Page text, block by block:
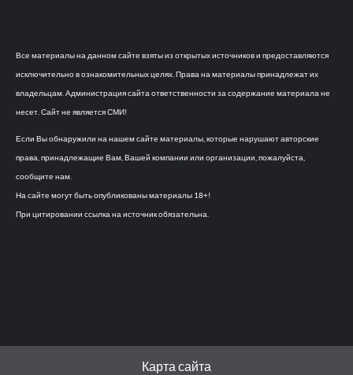
Все материалы на данном сайте взяты из открытых источников и предоставляются
исключительно в ознакомительных целях. Права на материалы принадлежат их
владельцам. Администрация сайта ответственности за содержание материала не
несет. Сайт не является СМИ!
Если Вы обнаружили на нашем сайте материалы, которые нарушают авторские
права, принадлежащие Вам, Вашей компании или организации, пожалуйста,
сообщите нам.
На сайте могут быть опубликованы материалы 18+!
При цитировании ссылка на источник обязательна.
Карта сайта